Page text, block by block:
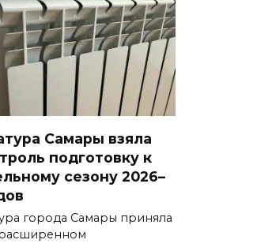
Самары взяла
подготовку к
сезону 2026–
города Самары приняла
расширенном